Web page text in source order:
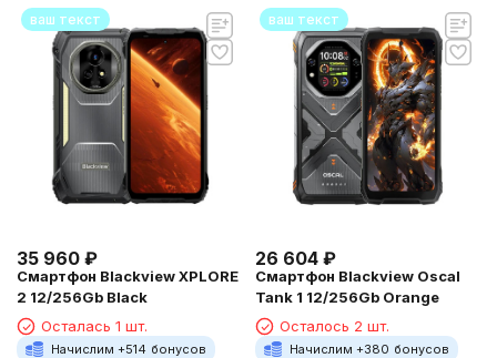
ваш текст
35 960 ₽
Смартфон Blackview XPLORE
2 12/256Gb Black
Осталась 1 шт.
Начислим +514 бонусов
ваш текст
26 604 ₽
Смартфон Blackview Oscal
Tank 1 12/256Gb Orange
Осталось 2 шт.
Начислим +380 бонусов